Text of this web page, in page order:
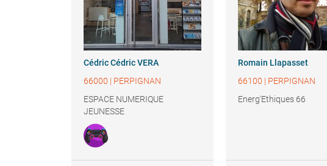
CédricCédric VERA
66000 | PERPIGNAN
ESPACE NUMERIQUE
JEUNESSE
Romain Llapasset
66100 | PERPIGNAN
Energ'Ethiques 66